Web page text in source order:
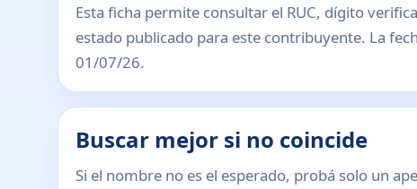
Esta ficha permite consultar el RUC, dígito
estado publicado para este contribuyente. La
01/07/26.
Buscar mejor si no coincide
Si el nombre no es el esperado, probá solo un